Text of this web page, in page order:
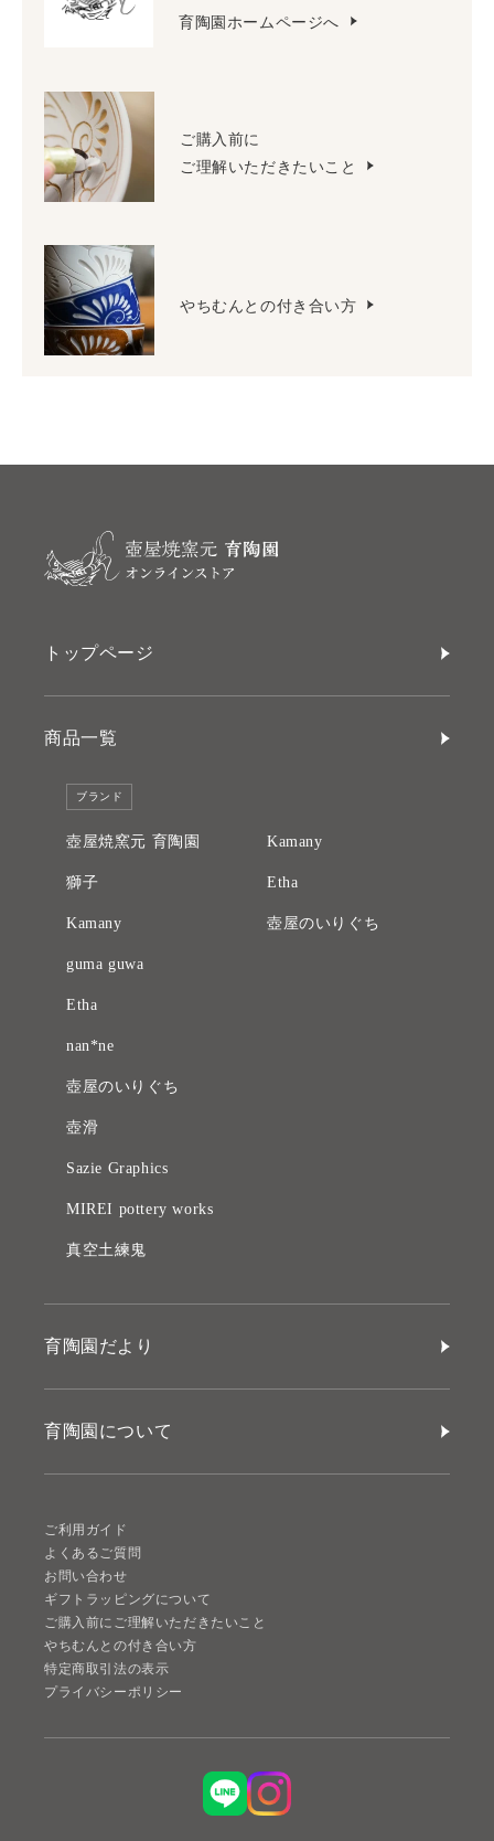
育陶園ホームページへ
ご購入前に
ご理解いただきたいこと
やちむんとの付き合い方
トップページ
商品一覧
ブランド
壺屋焼窯元 育陶園
獅子
Kamany
guma guwa
Etha
nan*ne
壺屋のいりぐち
壺滑
Sazie Graphics
MIREI pottery works
真空土練鬼
Kamany
Etha
壺屋のいりぐち
育陶園だより
育陶園について
ご利用ガイド
よくあるご質問
お問い合わせ
ギフトラッピングについて
ご購入前にご理解いただきたいこと
やちむんとの付き合い方
特定商取引法の表示
プライバシーポリシー